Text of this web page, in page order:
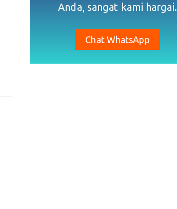
Anda, sangat kami hargai.
Chat WhatsApp